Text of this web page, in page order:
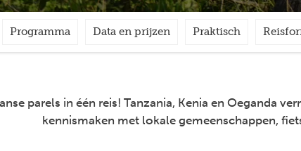
Programma Data en prijzen Praktisch
parels in één reis! Tanzania, Kenia en Oeganda
kennismaken met lokale gemeenschappen,